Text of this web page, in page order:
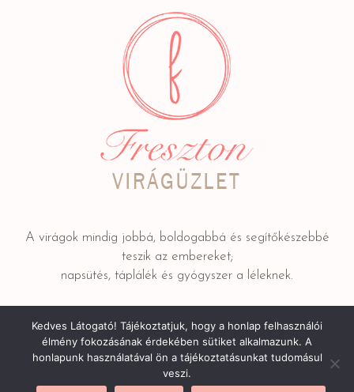
A virágok mindig jobbá, boldogabbá és segítőkészebbé
teszik az embereket;
napsütés, táplálék és gyógyszer a léleknek.
Adatkezelési tájékoztató
/ © 2022 FRESZTON Kereskedelmi
és Szolgáltató Bt.
Kedves Látogató! Tájékoztatjuk, hogy a honlap felhasználói
élmény fokozásának érdekében sütiket alkalmazunk. A
honlapunk használatával ön a tájékoztatásunkat tudomásul
veszi.